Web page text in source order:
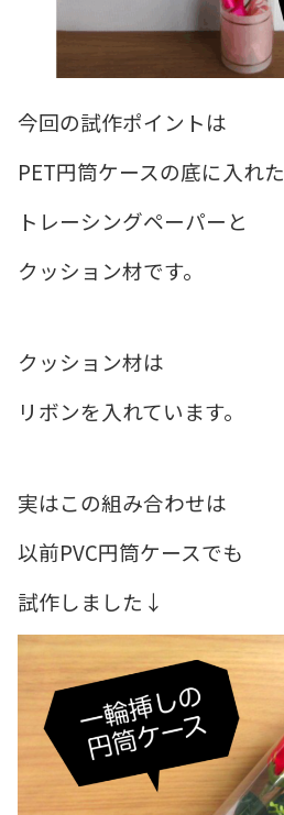
今回の試作ポイントは
PET円筒ケースの底に入れた
トレーシングペーパーと
クッション材です。
クッション材は
リボンを入れています。
実はこの組み合わせは
以前PVC円筒ケースでも
試作しました↓